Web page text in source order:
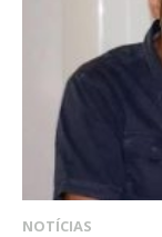
NOTÍCIAS